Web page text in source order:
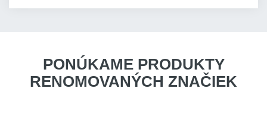
PONÚKAME PRODUKTY
RENOMOVANÝCH ZNAČIEK